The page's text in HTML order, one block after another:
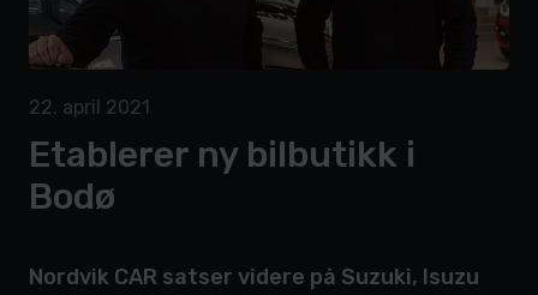
22. april 2021
Etablerer ny bilbutikk i
Bodø
Nordvik CAR satser videre på Suzuki, Isuzu